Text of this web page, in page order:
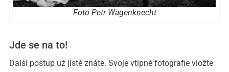
Foto Petr Wagenknecht
Jde se na to!
Další postup už jistě znáte. Svoje vtipné fotografie vložte